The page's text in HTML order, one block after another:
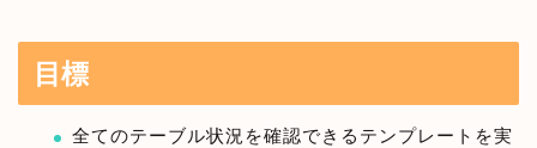
目標
全てのテーブル状況を確認できるテンプレートを実